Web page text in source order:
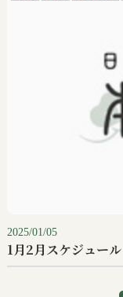
2025/01/05
1月2月スケジュール